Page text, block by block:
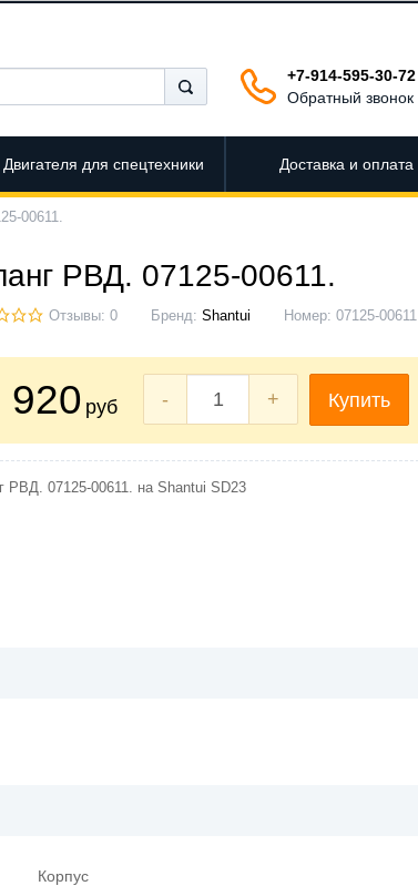
+7-914-595-30-72
Обратный звонок
Двигателя для спецтехники Доставка и оплата
00611.
РВД. 07125-00611.
Отзывы: 0 Бренд: Shantui Номер: 07125-00611
920 руб - + Купить
РВД. 07125-00611. на Shantui SD23
Корпус